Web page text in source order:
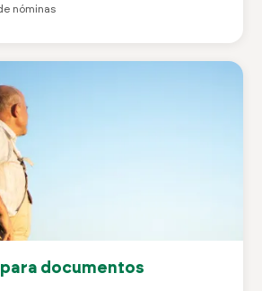
nóminas
documentos